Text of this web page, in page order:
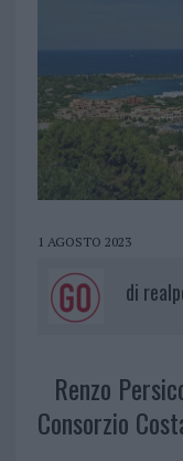
1 AGOSTO 2023
di
Renzo
Consorzio